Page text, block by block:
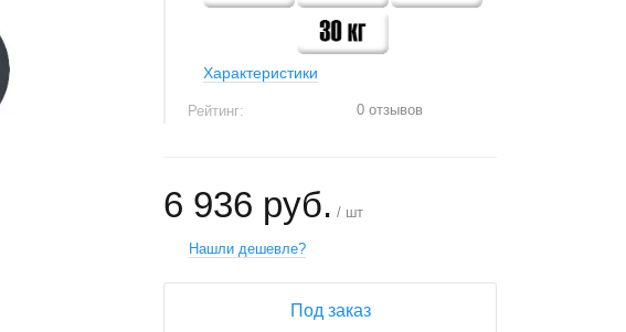
Характеристики
Рейтинг: 0 отзывов
6 936 руб. / шт
Нашли дешевле?
Под заказ